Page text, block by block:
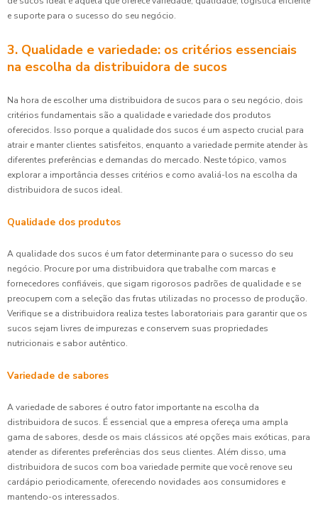
e suporte para o sucesso do seu negócio.
3. Qualidade e variedade: os critérios essenciais
na escolha da distribuidora de sucos
Na hora de escolher uma distribuidora de sucos para o seu negócio, dois
critérios fundamentais são a qualidade e variedade dos produtos
oferecidos. Isso porque a qualidade dos sucos é um aspecto crucial para
atrair e manter clientes satisfeitos, enquanto a variedade permite atender às
diferentes preferências e demandas do mercado. Neste tópico, vamos
explorar a importância desses critérios e como avaliá-los na escolha da
distribuidora de sucos ideal.
Qualidade dos produtos
A qualidade dos sucos é um fator determinante para o sucesso do seu
negócio. Procure por uma distribuidora que trabalhe com marcas e
fornecedores confiáveis, que sigam rigorosos padrões de qualidade e se
preocupem com a seleção das frutas utilizadas no processo de produção.
Verifique se a distribuidora realiza testes laboratoriais para garantir que os
sucos sejam livres de impurezas e conservem suas propriedades
nutricionais e sabor autêntico.
Variedade de sabores
A variedade de sabores é outro fator importante na escolha da
distribuidora de sucos. É essencial que a empresa ofereça uma ampla
gama de sabores, desde os mais clássicos até opções mais exóticas, para
atender as diferentes preferências dos seus clientes. Além disso, uma
distribuidora de sucos com boa variedade permite que você renove seu
cardápio periodicamente, oferecendo novidades aos consumidores e
mantendo-os interessados.